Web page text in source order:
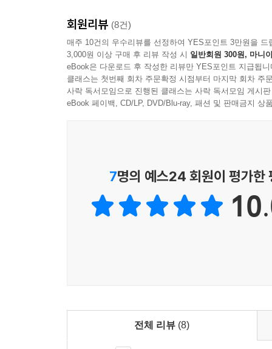
시험 전 최종 마무리와 실전감각의 향상을 위해
시험장용 0순위 요약집>을 통해 최종 정리가 가능
회원리뷰 (8건)
매주 10건의 우수리뷰를 선정하여 YES포인트 3만원을 드
3,000원 이상 구매 후 리뷰 작성 시 일반회원 300원, 마니
eBook은 다운로드 후 작성한 리뷰만 YES포인트 지급됩니
클래스는 첫번째 회차 주문확정 시점부터 마지막 회차 주
사락 독서모임으로 진행된 클래스는 사락 독서모임 게시
eBook 페이백, CD/LP, DVD/Blu-ray, 패션 및 판매금지 상
7명의 예스24 회원이 평가한
전체 리뷰 (8)